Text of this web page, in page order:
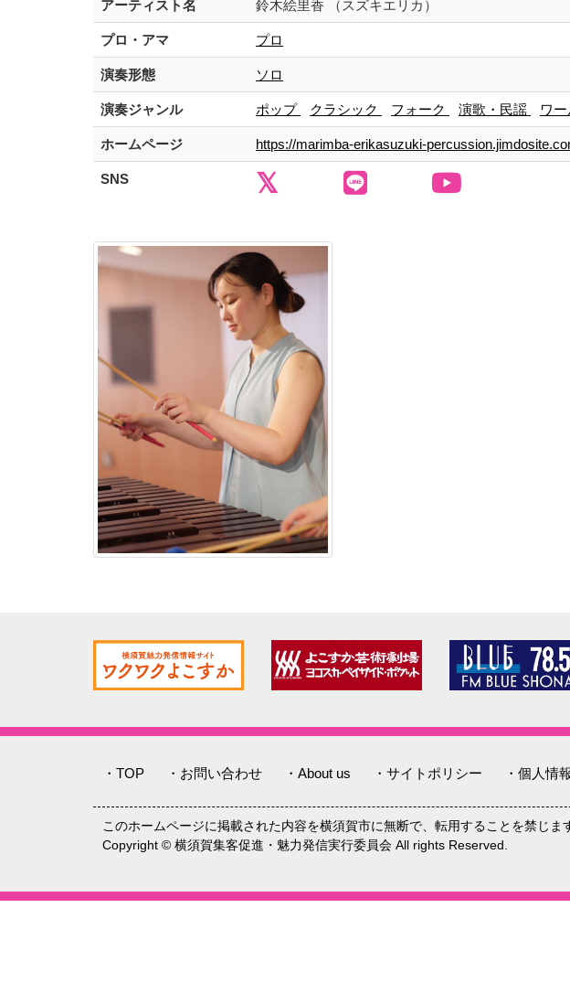
アーティスト名 鈴木絵里香 （スズキエリカ）
プロ・アマ プロ
演奏形態 ソロ
演奏ジャンル ポップ クラシック フォーク 演歌・民謡 ワ
ホームページ https://marimba-erikasuzuki-
SNS
・TOP ・お問い合わせ ・About us ・サイトポリシー ・個人情
このホームページに掲載された内容を横須賀市に無断で、転用することを禁じま
Copyright © 横須賀集客促進・魅力発信実行委員会 All rights Reserved.